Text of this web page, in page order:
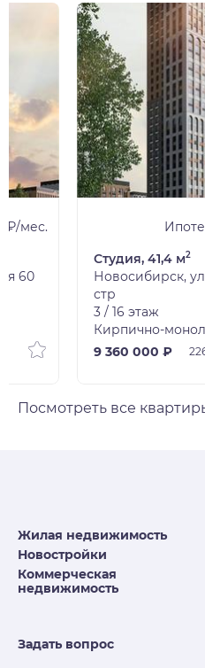
₽/мес.
60
Студия, 41,4 м2
Новосибирск,
стр
3 / 16 этаж
Кирпично-
9 360 000 ₽
Посмотреть все
Жилая недвижимость
Новостройки
Коммерческая
недвижимость
Задать вопрос